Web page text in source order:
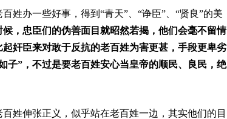
姓办一些好事，得到“青天”、“诤臣”、“贤良”的美
，忠臣们的伪善面目就昭然若揭，他们会毫不留情
奸臣来对敢于反抗的老百姓为害更甚，手段更卑劣
子”，不过是要老百姓安心当皇帝的顺民、良民，绝
姓伸张正义，似乎站在老百姓一边，其实他们的目